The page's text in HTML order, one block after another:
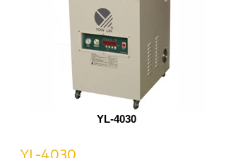
YL-4030
YL-4030